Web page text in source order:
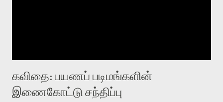
கவிதை: பயணப் படிமங்களின்
இணைகோட்டு சந்திப்பு